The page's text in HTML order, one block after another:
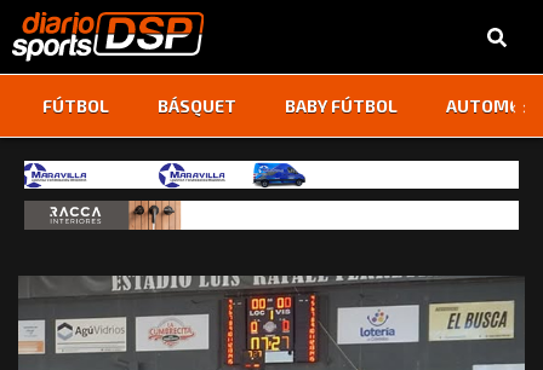
FÚTBOL BÁSQUET BABY FÚTBOL ‹ ›